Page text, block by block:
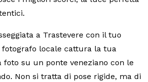
a Trastevere con il tuo
locale cattura la tua
foto su un ponte veneziano con le
Non si tratta di pose rigide, ma di